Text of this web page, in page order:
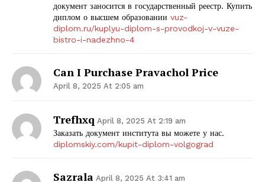
документ заносится в государственный реестр. Купить
диплом о высшем образовании vuz-
diplom.ru/kuplyu-diplom-s-provodkoj-v-vuze-
bistro-i-nadezhno-4
Can I Purchase Pravachol Price
April 8, 2025 At 2:05 am
Trefhxq April 8, 2025 At 2:19 am
Заказать документ института вы можете у нас.
diplomskiy.com/kupit-diplom-volgograd
Sazrala April 8, 2025 At 3:41 am